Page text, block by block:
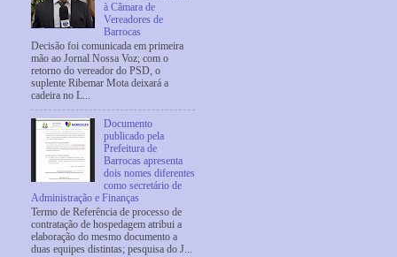
à Câmara de
Vereadores de
Barrocas
Decisão foi comunicada em primeira
mão ao Jornal Nossa Voz; com o
retorno do vereador do PSD, o
suplente Ribemar Mota deixará a
cadeira no L...
Documento
publicado pela
Prefeitura de
Barrocas apresenta
dois nomes diferentes
como secretário de
Administração e Finanças
Termo de Referência de processo de
contratação de hospedagem atribui a
elaboração do mesmo documento a
duas equipes distintas; pesquisa do J...